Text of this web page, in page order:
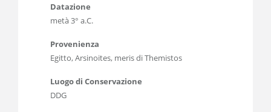
Datazione
metà 3° a.C.
Provenienza
Egitto, Arsinoites, meris di Themistos
Luogo di Conservazione
DDG